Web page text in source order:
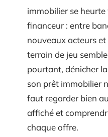
immobilier se
financeur : entre
nouveaux acteurs
terrain de jeu
pourtant, dénicher
son prêt immobilier
faut regarder bien
affiché et
chaque offre.